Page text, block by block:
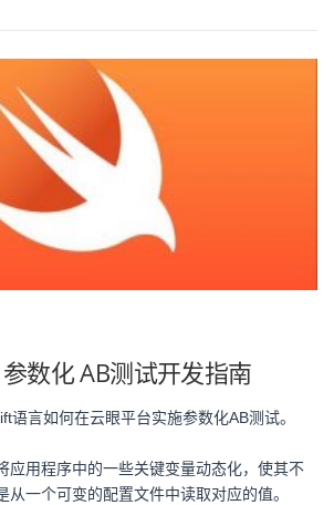
数化 AB测试开发指南
语言如何在云眼平台实施参数化AB测试。
应用程序中的一些关键变量动态化，使其不
从一个可变的配置文件中读取对应的值。